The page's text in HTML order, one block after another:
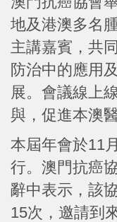
地及港澳多名
主講嘉賓，共
防治中的應用
展。會議線上
與，促進本澳
本屆年會於11
行。澳門抗癌
辭中表示，該
15次，邀請到